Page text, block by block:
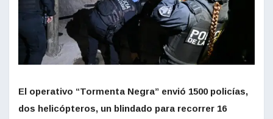
El operativo “Tormenta Negra” envió 1500 policías,
dos helicópteros, un blindado para recorrer 16